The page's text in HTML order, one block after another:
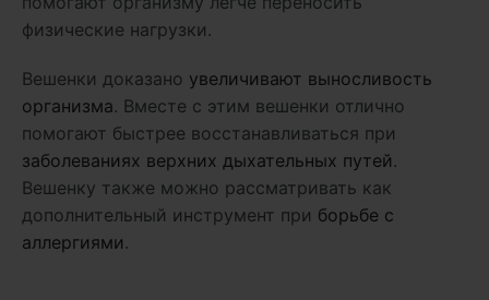
физические нагрузки.
Вешенки доказано увеличивают выносливость
организма. Вместе с этим вешенки отлично
помогают быстрее восстанавливаться при
заболеваниях верхних дыхательных путей.
Вешенку также можно рассматривать как
дополнительный инструмент при борьбе с
аллергиями.